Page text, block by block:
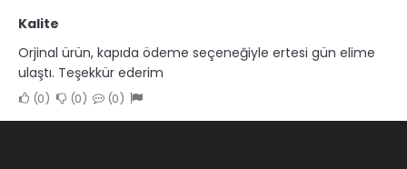
Kalite
Orjinal ürün, kapıda ödeme seçeneğiyle ertesi gün elime
ulaştı. Teşekkür ederim
0 0 0